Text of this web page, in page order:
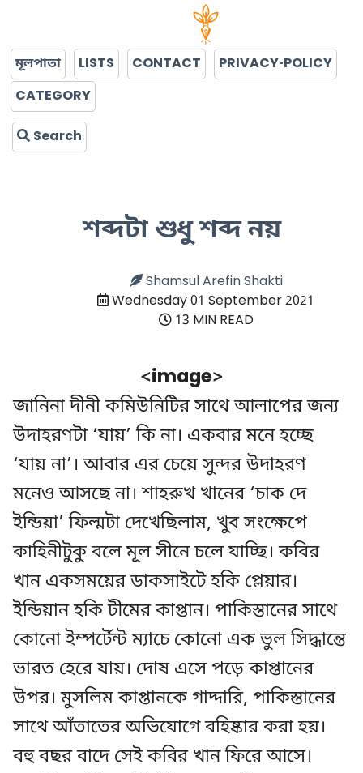
মূলপাতা LISTS CONTACT
PRIVACY-POLICY
CATEGORY
Search
শব্দটা শুধু শব্দ নয়
Shamsul Arefin Shakti
Wednesday 01 September 2021
13 MIN READ
<image>
জানিনা দীনী কমিউনিটির সাথে আলাপের জন্য
উদাহরণটা ‘যায়’ কি না। একবার মনে হচ্ছে
‘যায় না’। আবার এর চেয়ে সুন্দর উদাহরণ
মনেও আসছে না। শাহরুখ খানের ‘চাক দে
ইন্ডিয়া’ ফিল্মটা দেখেছিলাম, খুব সংক্ষেপে
কাহিনীটুকু বলে মূল সীনে চলে যাচ্ছি। কবির
খান একসময়ের ডাকসাইটে হকি প্লেয়ার।
ইন্ডিয়ান হকি টীমের কাপ্তান। পাকিস্তানের সাথে
কোনো ইম্পর্টেন্ট ম্যাচে কোনো এক ভুল সিদ্ধান্তে
ভারত হেরে যায়। দোষ এসে পড়ে কাপ্তানের
উপর। মুসলিম কাপ্তানকে গাদ্দারি, পাকিস্তানের
সাথে আঁতাতের অভিযোগে বহিষ্কার করা হয়।
বহু বছর বাদে সেই কবির খান ফিরে আসে।